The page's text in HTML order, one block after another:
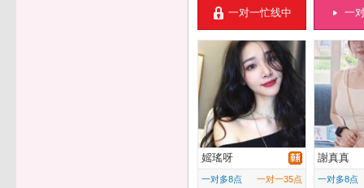
一对一忙线中 一
媱瑤呀
一对多8点 一对一35点
謝真真
一对多8点